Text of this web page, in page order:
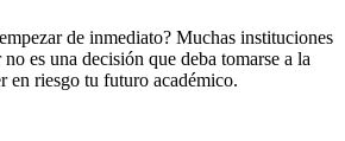
de inmediato? Muchas instituciones
es una decisión que deba tomarse a la
en riesgo tu futuro académico.